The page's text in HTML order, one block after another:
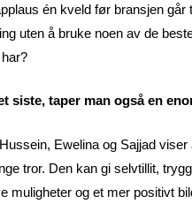
én kveld før bransjen går
uten å bruke noen av de
siste, taper man også en
Ewelina og Sajjad viser
tror. Den kan gi selvtillit,
muligheter og et mer positivt